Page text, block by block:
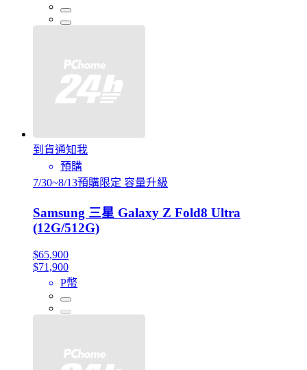
到貨通知我
預購
7/30~8/13預購限定 容量升級
Samsung 三星 Galaxy Z Fold8 Ultra
(12G/512G)
$65,900
$71,900
P幣